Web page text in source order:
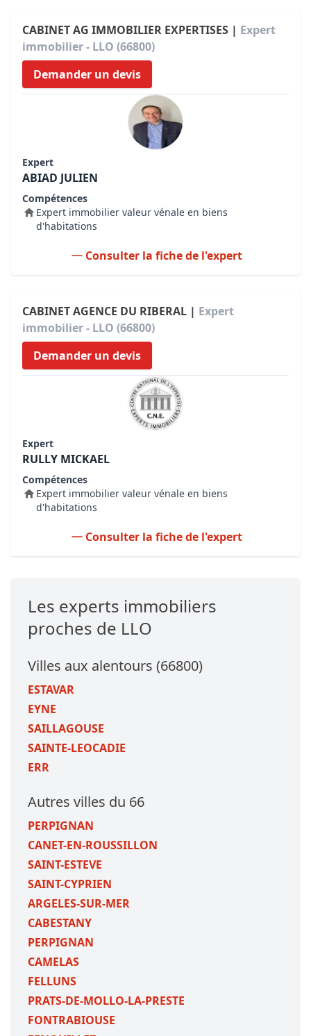
CABINET AG IMMOBILIER EXPERTISES | Expert
immobilier - LLO (66800)
Demander un devis
Expert
ABIAD JULIEN
Compétences
Expert immobilier valeur vénale en biens
d'habitations
Consulter la fiche de l'expert
CABINET AGENCE DU RIBERAL | Expert
immobilier - LLO (66800)
Demander un devis
Expert
RULLY MICKAEL
Compétences
Expert immobilier valeur vénale en biens
d'habitations
Consulter la fiche de l'expert
Les experts immobiliers
proches de LLO
Villes aux alentours (66800)
ESTAVAR
EYNE
SAILLAGOUSE
SAINTE-LEOCADIE
ERR
Autres villes du 66
PERPIGNAN
CANET-EN-ROUSSILLON
SAINT-ESTEVE
SAINT-CYPRIEN
ARGELES-SUR-MER
CABESTANY
PERPIGNAN
CAMELAS
FELLUNS
PRATS-DE-MOLLO-LA-PRESTE
FONTRABIOUSE